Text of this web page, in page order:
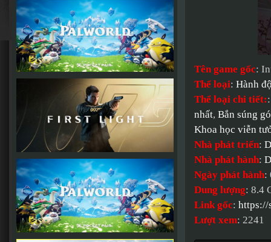
Tên game gốc:
Thể loại: Hành
Thể loại chi tiết:
nhất, Bắn súng
Khoa học viễn
Nhà phát triển:
Nhà phát hành:
Ngày phát hành:
Dung lượng: 8.4
Link gốc: https://
Lượt xem: 2241